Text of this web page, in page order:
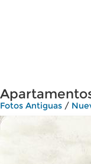
Fotos Antiguas /